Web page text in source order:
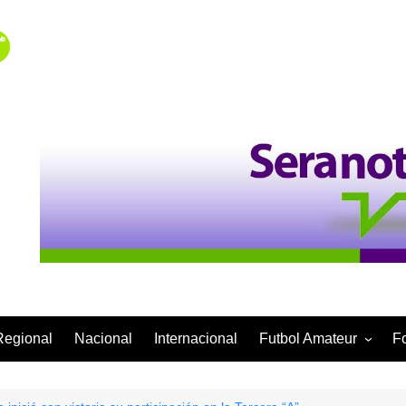
Nacional Internacional Futbol Amateur